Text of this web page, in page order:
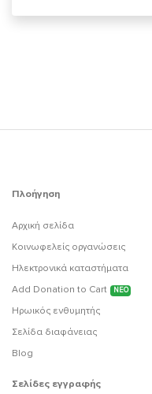
Πλοήγηση
Αρχική σελίδα
Κοινωφελείς οργανώσεις
Ηλεκτρονικά καταστήματα
Add Donation to Cart
ΝΕΟ
Ηρωικός ενθυμητής
Σελίδα διαφάνειας
Blog
Σελίδες εγγραφής